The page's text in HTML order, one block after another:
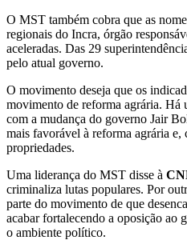
O MST também cobra que as
regionais do Incra, órgão
aceleradas. Das 29
pelo atual governo.
O movimento deseja que os
movimento de reforma agrária. Há
com a mudança do governo Jair
mais favorável à reforma agrária e,
propriedades.
Uma liderança do MST disse à
criminaliza lutas populares. Por
parte do movimento de que
acabar fortalecendo a oposição ao
o ambiente político.